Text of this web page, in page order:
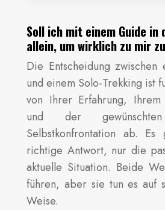
Soll ich mit einem Guide in
allein, um wirklich zu mir
Die Entscheidung
und einem Solo-Trekking ist
von Ihrer Erfahrung, Ihrem
und der
Selbstkonfrontation ab.
richtige Antwort, nur die
aktuelle Situation. Beide
führen, aber sie tun es auf
Weise.